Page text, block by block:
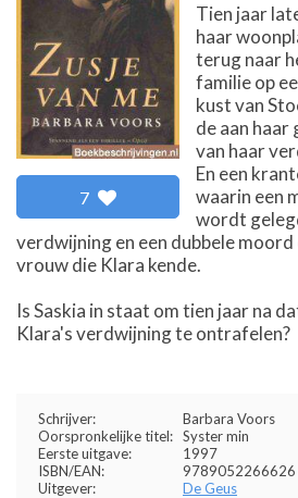
7
Tien jaar
haar
terug naar
familie op
kust van
de aan haar
van haar
En een
waarin een
wordt
verdwijning en een dubbele moord
vrouw die Klara kende.
Is Saskia in staat om tien jaar na
Klara's verdwijning te ontrafelen?
Schrijver:
Barbara Voors
Oorspronkelijke titel: Syster min
Eerste uitgave:
1997
ISBN/EAN:
9789052266626
Uitgever:
De Geus